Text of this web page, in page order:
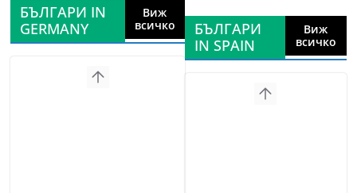
БЪЛГАРИ IN
GERMANY
Виж
всичко
БЪЛГАРИ
IN SPAIN
Виж
всичко